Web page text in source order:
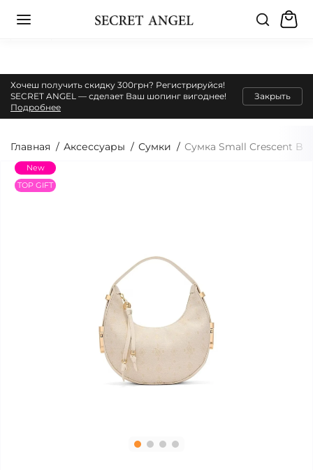
Хочеш получить скидку 300грн? Регистрируйся!
SECRET ANGEL — сделает Ваш шопинг вигоднее!
Подробнее
Закрыть
Главная Аксессуары Сумки Сумка Small Crescent
New
TOP GIFT